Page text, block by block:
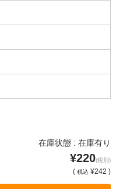
在庫状態 : 在庫有り
¥220(税別)
( 税込 ¥242 )